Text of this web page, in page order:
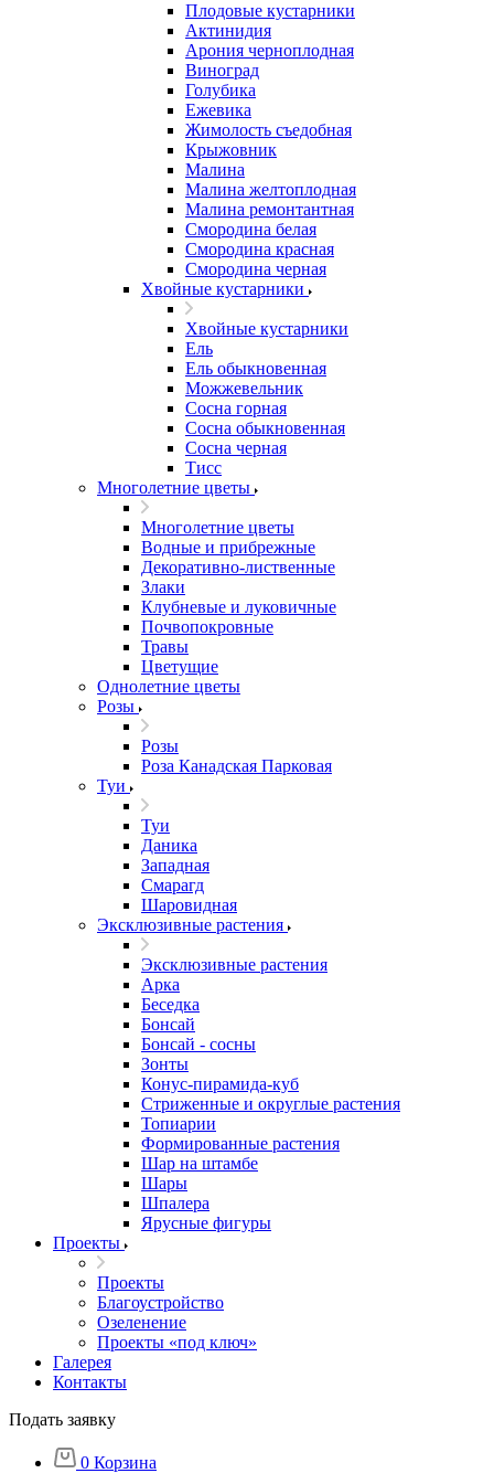
Плодовые кустарники
Актинидия
Арония черноплодная
Виноград
Голубика
Ежевика
Жимолость съедобная
Крыжовник
Малина
Малина желтоплодная
Малина ремонтантная
Смородина белая
Смородина красная
Смородина черная
Хвойные кустарники
Хвойные кустарники
Ель
Ель обыкновенная
Можжевельник
Сосна горная
Сосна обыкновенная
Сосна черная
Тисс
Многолетние цветы
Многолетние цветы
Водные и прибрежные
Декоративно-лиственные
Злаки
Клубневые и луковичные
Почвопокровные
Травы
Цветущие
Однолетние цветы
Розы
Розы
Роза Канадская Парковая
Туи
Туи
Даника
Западная
Смарагд
Шаровидная
Эксклюзивные растения
Эксклюзивные растения
Арка
Беседка
Бонсай
Бонсай - сосны
Зонты
Конус-пирамида-куб
Стриженные и округлые растения
Топиарии
Формированные растения
Шар на штамбе
Шары
Шпалера
Ярусные фигуры
Проекты
Проекты
Благоустройство
Озеленение
Проекты «под ключ»
Галерея
Контакты
Подать заявку
0 Корзина